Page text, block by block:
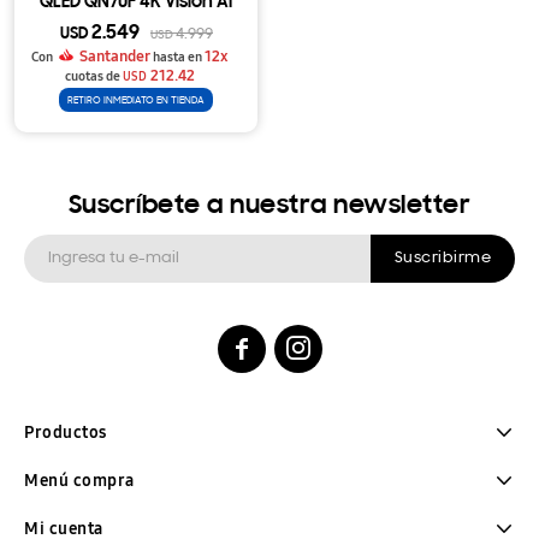
(2025)
USD 2.549 USD4.999
Con
Santanderhasta en12x
cuotas deUSD 212.42
RETIRO INMEDIATO EN TIENDA
Menú compra
Mi cuenta
Productos
Suscríbete a nuestra newsletter
Suscribirme
 